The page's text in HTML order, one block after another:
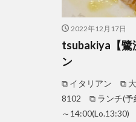
2022年12月17日
tsubakiya【鷺
ン
⧉ イタリアン ⧉
8102 ⧉ ランチ(予
～